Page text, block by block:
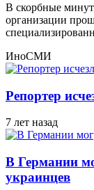
В скорбные
организации
ИноСМИ
Репортер
7 лет назад
В Германии
украинцев